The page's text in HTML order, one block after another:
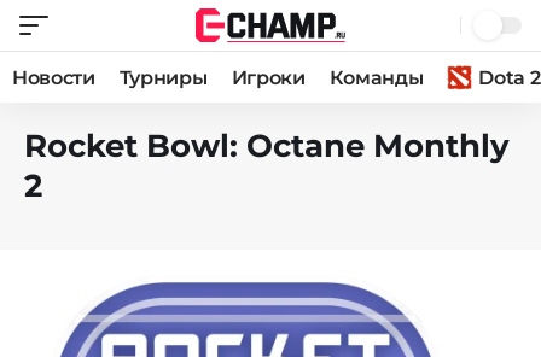
Новости Турниры Игроки Команды Dota 2
Rocket Bowl: Octane Monthly
2